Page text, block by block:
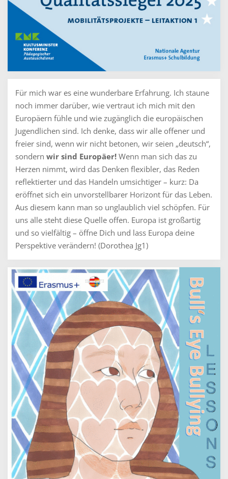
Für mich war es eine wunderbare Erfahrung. Ich staune
noch immer darüber, wie vertraut ich mich mit den
Europäern fühle und wie zugänglich die europäischen
Jugendlichen sind. Ich denke, dass wir alle offener und
freier sind, wenn wir nicht betonen, wir seien „deutsch“,
sondern wir sind Europäer! Wenn man sich das zu
Herzen nimmt, wird das Denken flexibler, das Reden
reflektierter und das Handeln umsichtiger – kurz: Da
eröffnet sich ein unvorstellbarer Horizont für das Leben.
Aus diesem kann man so unglaublich viel schöpfen. Für
uns alle steht diese Quelle offen. Europa ist großartig
und so vielfältig – öffne Dich und lass Europa deine
Perspektive verändern! (Dorothea Jg1)